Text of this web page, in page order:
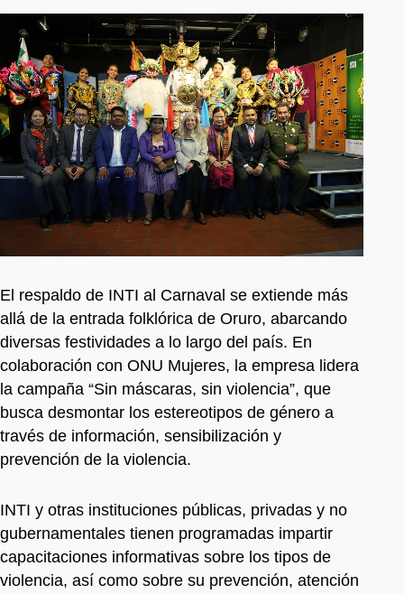
El respaldo de INTI al Carnaval se extiende más
allá de la entrada folklórica de Oruro, abarcando
diversas festividades a lo largo del país. En
colaboración con ONU Mujeres, la empresa lidera
la campaña “Sin máscaras, sin violencia”, que
busca desmontar los estereotipos de género a
través de información, sensibilización y
prevención de la violencia.
INTI y otras instituciones públicas, privadas y no
gubernamentales tienen programadas impartir
capacitaciones informativas sobre los tipos de
violencia, así como sobre su prevención, atención